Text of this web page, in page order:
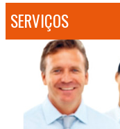
SERVIÇOS